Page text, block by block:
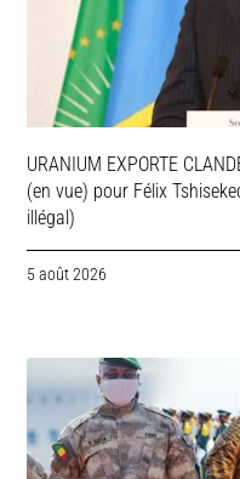
URANIUM EXPORTE
(en vue) pour Félix
illégal)
5 août 2026